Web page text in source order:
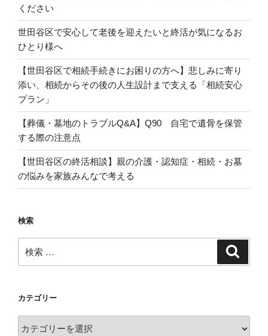
ください
世田谷区で安心して老後を迎えたいと終活が気になるお
ひとり様へ
【世田谷区で相続手続きにお困りの方へ】悲しみに寄り
添い、相続からその後の人生設計まで支える「相続安心
プラン」
【葬儀・墓地のトラブルQ&A】Q90 自宅で遺骨を保管
する際の注意点
【世田谷区の終活相談】親の介護・認知症・相続・お墓
の悩みを家族みんなで考える
検索
索:
カテゴリー